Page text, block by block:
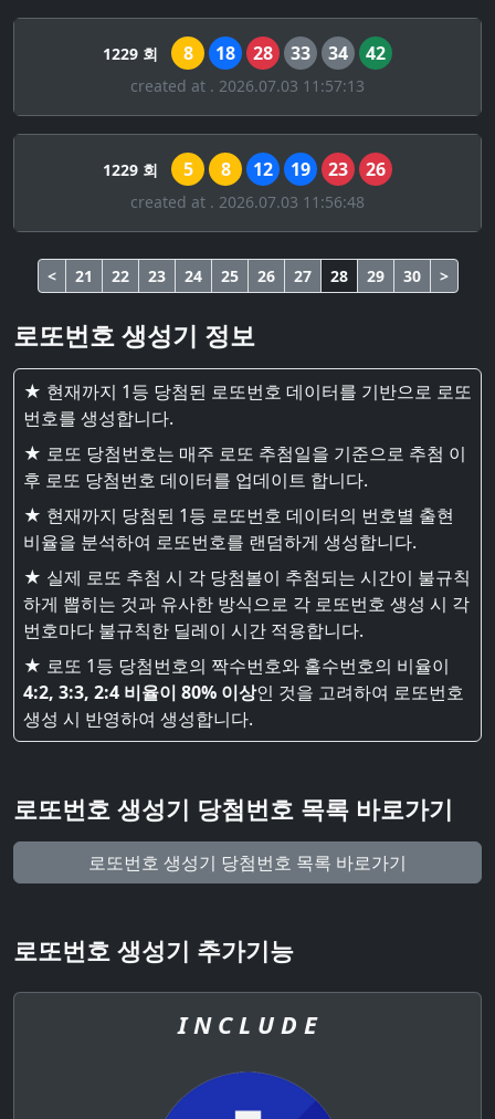
1229 회 8 18 28 33 34 42
created at . 2026.07.03 11:57:13
1229 회 5 8 12 19 23 26
created at . 2026.07.03 11:56:48
< 21 22 23 24 25 26 27 28 29 30 >
로또번호 생성기 정보
★ 현재까지 1등 당첨된 로또번호 데이터를 기반으로 로또
번호를 생성합니다.
★ 로또 당첨번호는 매주 로또 추첨일을 기준으로 추첨 이
후 로또 당첨번호 데이터를 업데이트 합니다.
★ 현재까지 당첨된 1등 로또번호 데이터의 번호별 출현
비율을 분석하여 로또번호를 랜덤하게 생성합니다.
★ 실제 로또 추첨 시 각 당첨볼이 추첨되는 시간이 불규칙
하게 뽑히는 것과 유사한 방식으로 각 로또번호 생성 시 각
번호마다 불규칙한 딜레이 시간 적용합니다.
★ 로또 1등 당첨번호의 짝수번호와 홀수번호의 비율이
4:2, 3:3, 2:4 비율이 80% 이상인 것을 고려하여 로또번호
생성 시 반영하여 생성합니다.
로또번호 생성기 당첨번호 목록 바로가기
로또번호 생성기 당첨번호 목록 바로가기
로또번호 생성기 추가기능
I N C L U D E